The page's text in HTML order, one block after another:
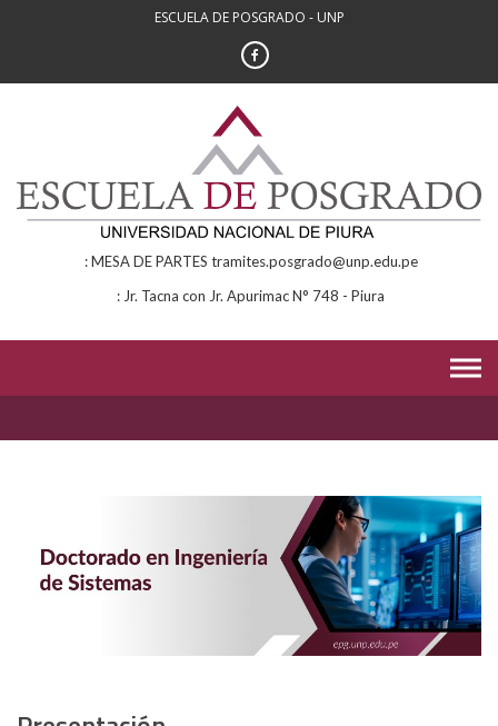
ESCUELA DE POSGRADO - UNP
MESA DE PARTES tramites.posgrado@unp.edu.pe
Jr. Tacna con Jr. Apurimac N° 748 - Piura